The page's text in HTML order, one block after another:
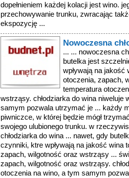
dopełnieniem każdej kolacji jest wino.
przechowywanie trunku, zwracając
ekspozycję ...
Nowoczesna
... ... nowoczesna
butelka jest
wpływają na jakość
otoczenia, zapach,
temperatura
wstrząsy. chłodziarka do wina niweluje
samym pozwala utrzymać je ... każdy
piwniczce, w której będzie mógł
swojego ulubionego trunku. w
chłodziarka do wina ... nawet, gdy
czynniki, ktre wpływają na jakość wina
zapach, wilgotność oraz wstrząsy ...
zapach, wilgotność oraz wstrząsy.
otoczenia na wino, a tym samym